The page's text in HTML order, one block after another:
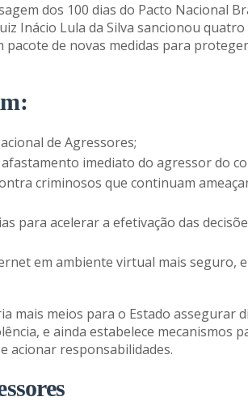
dos 100 dias do Pacto Nacional
Inácio Lula da Silva sancionou
pacote de novas medidas para
de Agressores;
imediato do agressor do
criminosos que continuam
para acelerar a efetivação das
em ambiente virtual mais seguro,
mais meios para o Estado assegurar
e ainda estabelece mecanismos
acionar responsabilidades.